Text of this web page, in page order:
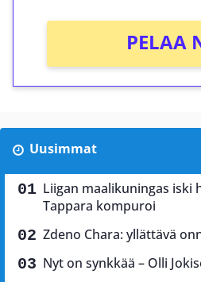
PELAA
Uusimmat
Liigan maalikuningas iski
Tappara kompuroi
Zdeno Chara: yllättävä
Nyt on synkkää – Olli